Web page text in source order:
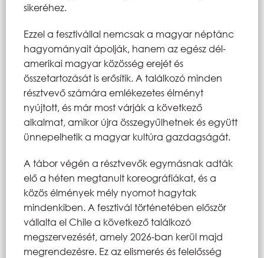
sikeréhez.
Ezzel a fesztivállal nemcsak a magyar néptánc
hagyományait ápolják, hanem az egész dél-
amerikai magyar közösség erejét és
összetartozását is erősítik. A találkozó minden
résztvevő számára emlékezetes élményt
nyújtott, és már most várják a következő
alkalmat, amikor újra összegyűlhetnek és együtt
ünnepelhetik a magyar kultúra gazdagságát.
A tábor végén a résztvevők egymásnak adták
elő a héten megtanult koreográfiákat, és a
közös élmények mély nyomot hagytak
mindenkiben. A fesztivál történetében először
vállalta el Chile a következő találkozó
megszervezését, amely 2026-ban kerül majd
megrendezésre. Ez az elismerés és felelősség